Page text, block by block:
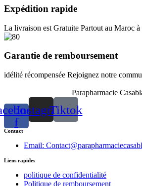
Expédition rapide
La livraison est Gratuite Partout au Maroc
Garantie de remboursement
idélité récompensée Rejoignez notre
Parapharmacie
f
InstagramTiktok
Contact
Email:
Liens rapides
politique de confidentialité
Politique de remboursement